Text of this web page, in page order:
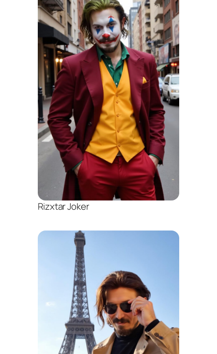
Rizxtar Joker